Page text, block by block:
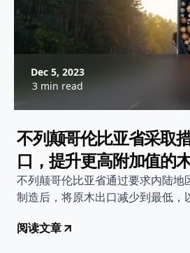
Dec 5, 2023
3 min read
不列颠哥伦比亚省采取
口，提升更高附加值的
不列颠哥伦比亚省通过要求内陆地
制造后，将原木出口减少到最低，
阅读文章